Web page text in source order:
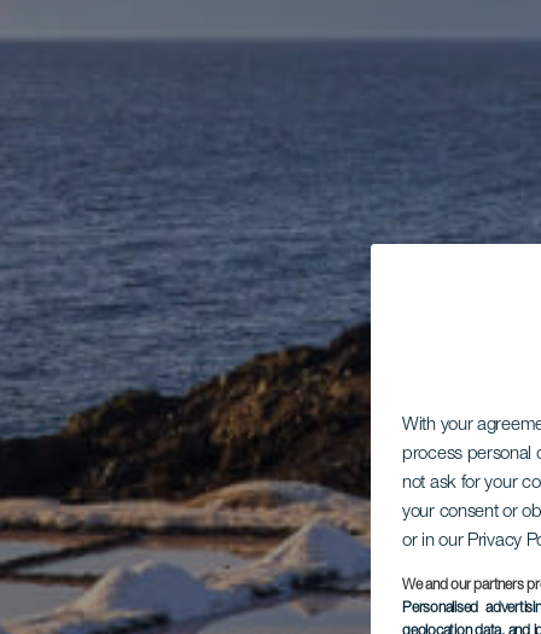
With your
process personal
not ask for your
your consent or
or in our Privacy
We and our partners
Personalised